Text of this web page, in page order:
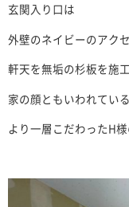
玄関入り口は
外壁のネイビーのアク
軒天を無垢の杉板を施
家の顔ともいわれてい
より一層こだわったH